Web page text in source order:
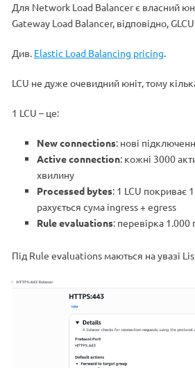
Для Network Load Balancer є власний
Gateway Load Balancer, відповідно,
Див. Elastic Load Balancing pricing.
LCU не дуже очевидний юніт, тому
1 LCU – це:
New connections: нові
Active connection: кожні 3000
хвилину
Processed bytes: 1 LCU покриває
рахується сума ingress + egress
Rule evaluations: перевірка 1.000
Під Rule evaluations маються на увазі